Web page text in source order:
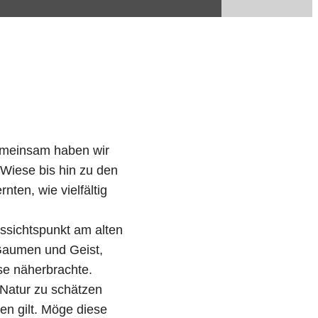
haben wir
bis hin zu den
wie vielfältig
am alten
und Geist,
näherbrachte.
zu schätzen
gilt. Möge diese